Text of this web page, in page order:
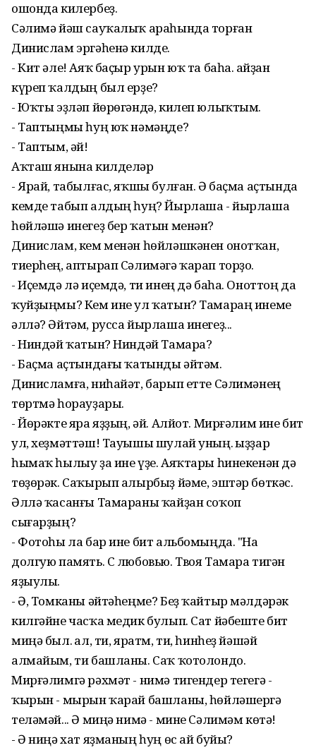
ошонда килербеҙ.
Сәлимә йәш сауҡалыҡ араһында торған
Динислам эргәһенә килде.
- Кит әле! Аяҡ баҫыр урын юҡ та баһа. Ҡайҙан
күреп ҡалдың был ерҙе?
- Юҡты эҙләп йөрөгәндә, килеп юлыҡтым.
- Таптыңмы һуң юҡ нәмәңде?
- Таптым, әй!
Аҡташ янына килделәр
- Ярай, табылғас, яҡшы булған. Ә баҫма аҫтында
кемде табып алдың һуң? Йырлаша - йырлаша
һөйләшә инегеҙ бер ҡатын менән?
Динислам, кем менән һөйләшкәнен онотҡан,
тиерһең, аптырап Сәлимәгә ҡарап торҙо.
- Иҫемдә лә иҫемдә, ти инең дә баһа. Оноттоң да
ҡуйҙыңмы? Кем ине ул ҡатын? Тамараң инеме
әллә? Әйтәм, русса йырлаша инегеҙ...
- Ниндәй ҡатын? Ниндәй Тамара?
- Баҫма аҫтындағы ҡатынды әйтәм.
Динисламға, ниһайәт, барып етте Сәлимәнең
төртмә һорауҙары.
- Йөрәкте яра яҙҙың, әй. Алйот. Мирғәлим ине бит
ул, хеҙмәттәш! Тауышы шулай уның. Ҡыҙҙар
һымаҡ һылыу ҙа ине үҙе. Аяҡтары һинекенән дә
төҙөрәк. Саҡырып алырбыҙ йәме, эштәр бөткәс.
Әллә ҡасанғы Тамараны ҡайҙан соҡоп
сығарҙың?
- Фотоһы ла бар ине бит альбомыңда. "На
долгую память. С любовью. Твоя Тамара тигән
яҙыулы.
- Ә, Томканы әйтәһеңме? Беҙ ҡайтыр мәлдәрәк
килгәйне часҡа медик булып. Сат йәбеште бит
миңә был. Ҡал, ти, яратм, ти, һинһеҙ йәшәй
алмайым, ти башланы. Саҡ ҡотолондо.
Мирғәлимгә рәхмәт - нимә тигендер тегегә -
ҡырын - мырын ҡарай башланы, һөйләшергә
теләмәй... Ә миңә нимә - мине Сәлимәм көтә!
- Ә ниңә хат яҙманың һуң өс ай буйы?